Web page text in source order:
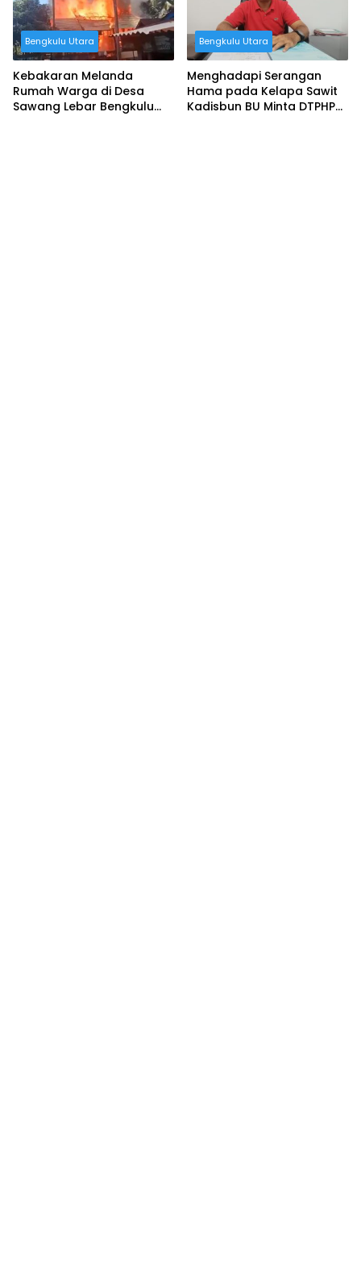
Bengkulu Utara
Kebakaran Melanda
Rumah Warga di Desa
Sawang Lebar Bengkulu
Bengkulu Utara
Menghadapi Serangan
Hama pada Kelapa Sawit
Kadisbun BU Minta DTPHP